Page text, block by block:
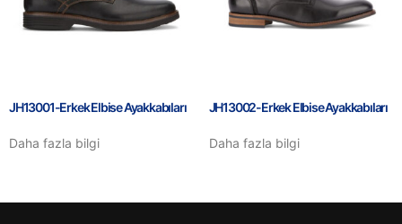
JH13001-Erkek Elbise Ayakkabıları
Daha fazla bilgi
JH13002-Erkek Elbise Ayakkabıları
Daha fazla bilgi